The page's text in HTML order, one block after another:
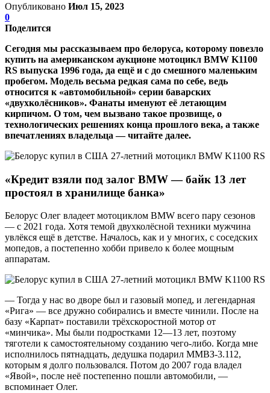
Опубликовано Июл 15, 2023
0
Поделится
Сегодня мы рассказываем про белоруса, которому повезло
купить на американском аукционе мотоцикл BMW K1100
RS выпуска 1996 года, да ещё и с до смешного маленьким
пробегом. Модель весьма редкая сама по себе, ведь
относится к «автомобильной» серии баварских
«двухколёсников». Фанаты именуют её летающим
кирпичом. О том, чем вызвано такое прозвище, о
технологических решениях конца прошлого века, а также
впечатлениях владельца — читайте далее.
«Кредит взяли под залог BMW — байк 13 лет
простоял в хранилище банка»
Белорус Олег владеет мотоциклом BMW всего пару сезонов
— с 2021 года. Хотя темой двухколёсной техники мужчина
увлёкся ещё в детстве. Началось, как и у многих, с соседских
мопедов, а постепенно хобби привело к более мощным
аппаратам.
— Тогда у нас во дворе был и газовый мопед, и легендарная
«Рига» — все дружно собирались и вместе чинили. После на
базу «Карпат» поставили трёхскоростной мотор от
«минчика». Мы были подростками 12—13 лет, поэтому
тяготели к самостоятельному созданию чего-либо. Когда мне
исполнилось пятнадцать, дедушка подарил ММВЗ-3.112,
которым я долго пользовался. Потом до 2007 года владел
«Явой», после неё постепенно пошли автомобили, —
вспоминает Олег.